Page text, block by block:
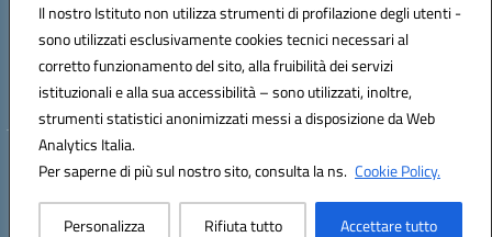
Il nostro Istituto non utilizza strumenti di profilazione degli utenti -
sono utilizzati esclusivamente cookies tecnici necessari al
corretto funzionamento del sito, alla fruibilità dei servizi
istituzionali e alla sua accessibilità – sono utilizzati, inoltre,
strumenti statistici anonimizzati messi a disposizione da Web
Analytics Italia.
Per saperne di più sul nostro sito, consulta la ns. Cookie Policy.
Personalizza Rifiuta tutto Accettare tutto
Codice fiscale: 93020970427
Codice meccanografico:
ANPC010006
Codice unico di fatturazione (CUF): UFBE6V
Hosting & Powered by 3D Solution S.r.l.
Concept & Design by Designers Italia